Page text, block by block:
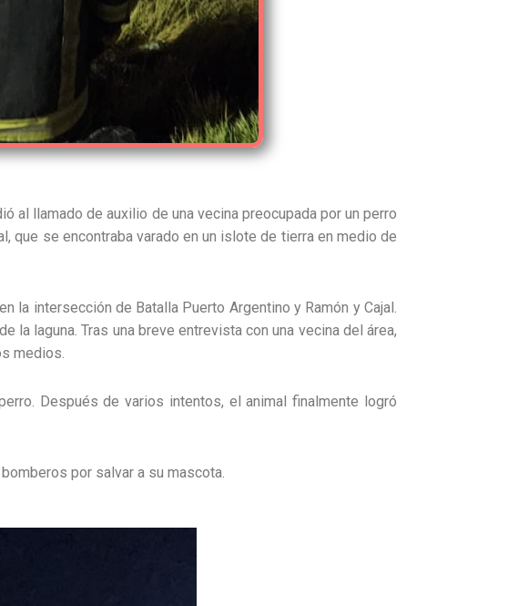
al llamado de auxilio de una vecina preocupada por un perro
que se encontraba varado en un islote de tierra en medio de
la intersección de Batalla Puerto Argentino y Ramón y Cajal.
laguna. Tras una breve entrevista con una vecina del área,
medios.
Después de varios intentos, el animal finalmente logró
por salvar a su mascota.